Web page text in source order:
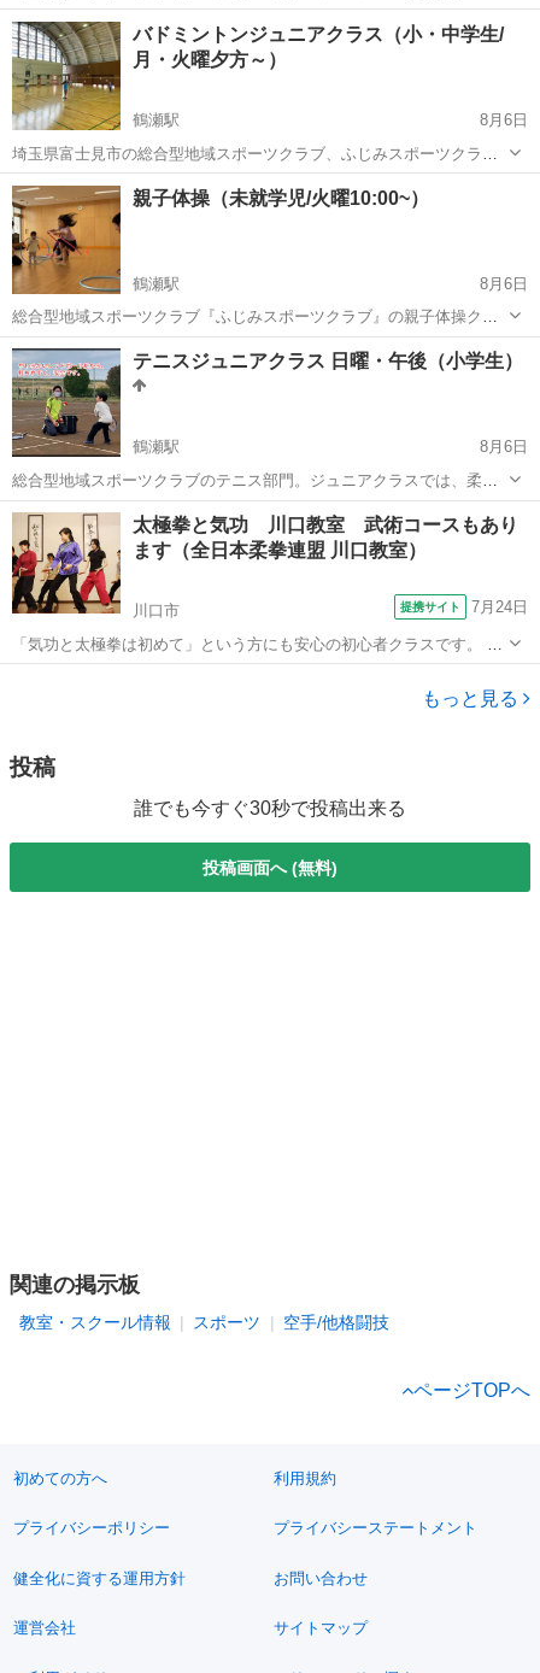
ブティー \\40〜50代女性のためのyoga// ミドルのなんとなく不調を ヨ
ガの深い呼吸とゆったりとした動きで 整えていきましょう♪ ...
埼玉 さいたま市 浦和駅 公民館
バドミントンジュニアクラス（小・中学生/
月・火曜夕方～）
鶴瀬駅
8月6日
埼玉県富士見市の総合型地域スポーツクラブ、ふじみスポーツクラブ
のバドミントンジュニアクラス！ 楽しくバドミントンをしたい子はぜ
ひ一度体験してみてください♪ 高学年の初心者も大歓迎です！ ＜バド
ミントンジュニアク...
埼玉 富士見市 鶴瀬駅 バドミントン
親子体操（未就学児/火曜10:00~）
鶴瀬駅
8月6日
総合型地域スポーツクラブ『ふじみスポーツクラブ』の親子体操クラ
スです！ 親子で行う運動や遊びを通じて、多様な動きを身につけ、運
動が好きになる。 ○対象 未就学児の親子（主に２～４歳） ○会場
富士見市総合体育館...
埼玉 富士見市 鶴瀬駅 体操 親子
テニスジュニアクラス 日曜・午後（小学生）
鶴瀬駅
8月6日
総合型地域スポーツクラブのテニス部門。ジュニアクラスでは、柔ら
かめのボールを使って、まずはテニスに親しみます! ●対象 年長～小
2 ●日時 日曜日 16:00～17:00 ※11～2月は14:45～15:45。 ...
埼玉 富士見市 鶴瀬駅 テニス テニスコート
太極拳と気功 川口教室 武術コースもあり
ます（全日本柔拳連盟 川口教室）
川口市 提携サイト 7月24日
「気功と太極拳は初めて」という方にも安心の初心者クラスです。 初
歩からていねいにご指導いたします。 どうぞお気軽にご参加くださ
もっと見る
投稿
誰でも今すぐ30秒で投稿出来る
投稿画面へ (無料)
関連の掲示板
教室・スクール情報 スポーツ 空手/他格闘技
ページTOPへ
初めての方へ 利用規約
プライバシーポリシー プライバシーステートメント
健全化に資する運用方針 お問い合わせ
運営会社 サイトマップ